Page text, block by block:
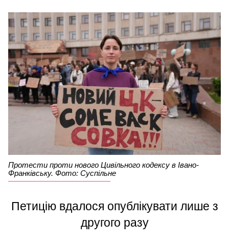
Протести проти нового Цивільного кодексу в Івано-
Франківську. Фото: Суспільне
Петицію вдалося опублікувати лише з
другого разу